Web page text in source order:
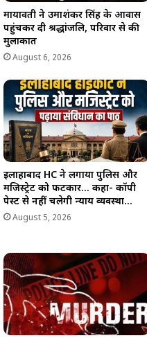
मायावती ने उमाशंकर सिंह के आवास
पहुंचकर दी श्रद्धांजलि, परिवार से की
मुलाकात
August 6, 2026
इलाहाबाद HC ने लगाया पुलिस और
मजिस्ट्रेट को फटकार… कहा- कॉपी
पेस्ट से नहीं चलेगी न्याय व्यवस्था…
August 5, 2026